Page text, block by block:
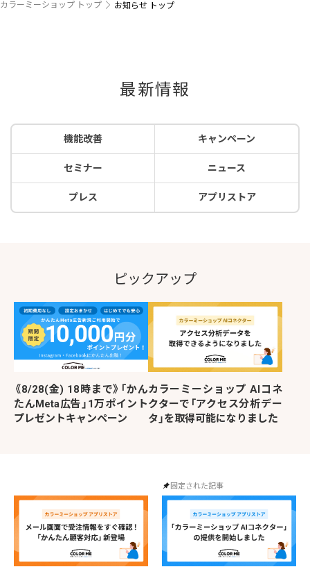
カラーミーショップ トップ お知らせ トップ
最新情報
機能改善 キャンペーン
セミナー ニュース
プレス アプリストア
ピックアップ
《8/28(金) 18時まで》「かん
たんMeta広告」1万ポイント
プレゼントキャンペーン
カラーミーショップ AIコネ
クターで「アクセス分析デー
タ」を取得可能になりました
固定された記事